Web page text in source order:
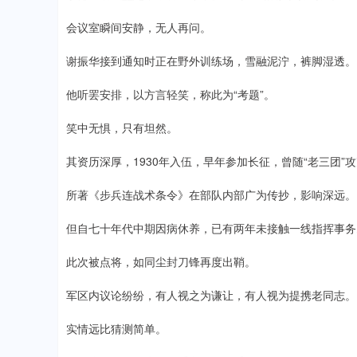
会议室瞬间安静，无人再问。
谢振华接到通知时正在野外训练场，雪融泥泞，裤脚湿透。
他听罢安排，以方言轻笑，称此为“考题”。
笑中无惧，只有坦然。
其资历深厚，1930年入伍，早年参加长征，曾随“老三团”攻
所著《步兵连战术条令》在部队内部广为传抄，影响深远。
但自七十年代中期因病休养，已有两年未接触一线指挥事务
此次被点将，如同尘封刀锋再度出鞘。
军区内议论纷纷，有人视之为谦让，有人视为提携老同志。
实情远比猜测简单。